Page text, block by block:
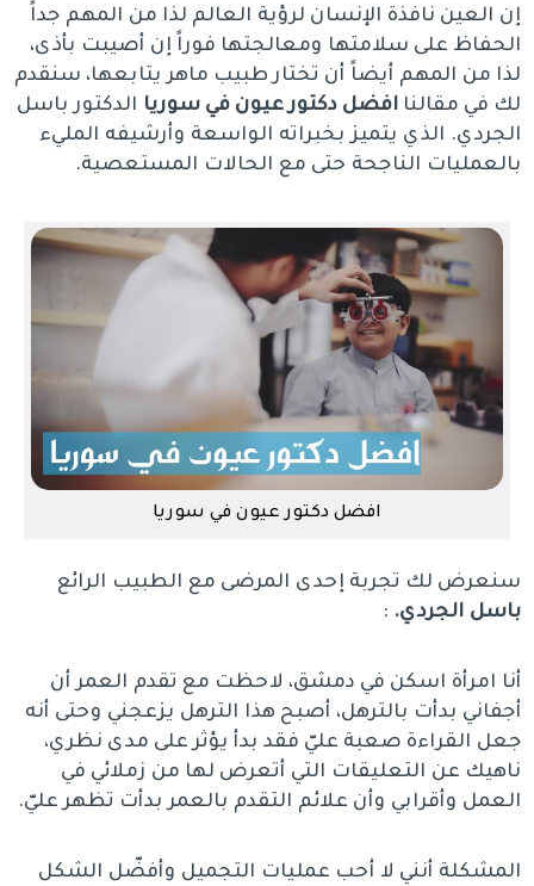
إن العين نافذة الإنسان لرؤية العالم لذا من المهم جداً
الحفاظ على سلامتها ومعالجتها فوراً إن أصيبت بأذى،
لذا من المهم أيضاً أن تختار طبيب ماهر يتابعها، سنقدم
لك في مقالناافضل دكتور عيون في سوريا الدكتور باسل
الجردي. الذي يتميز بخبراته الواسعة وأرشيفه المليء
بالعمليات الناجحة حتى مع الحالات المستعصية.
افضل دكتور عيون في سوريا
سنعرض لك تجربة إحدى المرضى مع الطبيب الرائع
باسل الجردي. :
أنا امرأة اسكن في دمشق، لاحظت مع تقدم العمر أن
أجفاني بدأت بالترهل، أصبح هذا الترهل يزعجني وحتى أنه
جعل القراءة صعبة عليّ فقد بدأ يؤثر على مدى نظري،
ناهيك عن التعليقات التي أتعرض لها من زملائي في
العمل وأقرابي وأن علائم التقدم بالعمر بدأت تظهر عليّ.
المشكلة أنني لا أحب عمليات التجميل وأفضّل الشكل